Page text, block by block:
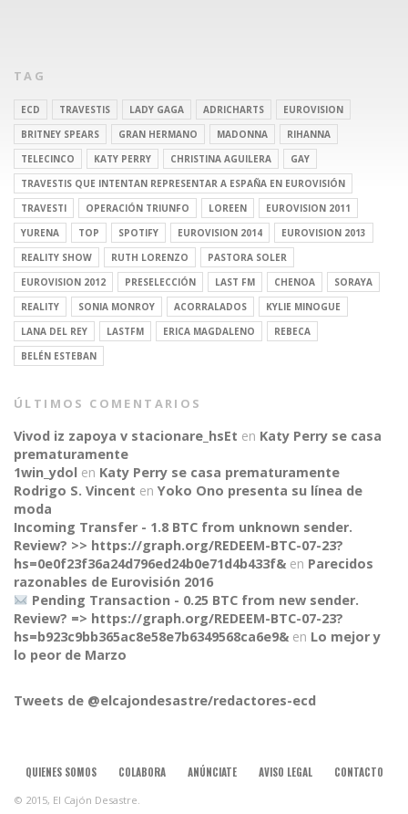
CONNECT
TAG
ECD TRAVESTIS LADY GAGA ADRICHARTS
EUROVISION
BRITNEY SPEARS
GRAN HERMANO MADONNA
RIHANNA
TELECINCO
KATY PERRY CHRISTINA AGUILERA
GAY
TRAVESTIS QUE INTENTAN REPRESENTAR A ESPAÑA EN EUROVISIÓN
TRAVESTI
OPERACIÓN TRIUNFO LOREEN
EUROVISION 2011
YURENA
TOP SPOTIFY EUROVISION 2014
EUROVISION 2013
REALITY SHOW
RUTH LORENZO
PASTORA SOLER
EUROVISION 2012
PRESELECCIÓN LAST FM CHENOA
SORAYA
REALITY
SONIA MONROY ACORRALADOS
KYLIE MINOGUE
LANA DEL REY
LASTFM ERICA MAGDALENO
REBECA
BELÉN ESTEBAN
ÚLTIMOS COMENTARIOS
Vivod iz zapoya v stacionare_hsEt en Katy Perry se casa
prematuramente
1win_ydol en Katy Perry se casa prematuramente
Rodrigo S. Vincent en Yoko Ono presenta su línea de
moda
Incoming Transfer - 1.8 BTC from unknown sender.
Review? >> https://graph.org/REDEEM-BTC-07-23?
hs=0e0f23f36a24d796ed24b0e71d4b433f& en Parecidos
razonables de Eurovisión 2016
Pending Transaction - 0.25 BTC from new sender.
Review? => https://graph.org/REDEEM-BTC-07-23?
hs=b923c9bb365ac8e58e7b6349568ca6e9& en Lo mejor y
lo peor de Marzo
Tweets de @elcajondesastre/redactores-ecd
QUIENES SOMOS COLABORA ANÚNCIATE AVISO LEGAL CONTACTO
© 2015, El Cajón Desastre.